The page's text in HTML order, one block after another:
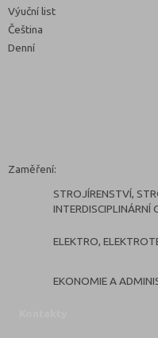
Výuční list
Čeština
Denní
Zaměření:
STROJÍRENSTVÍ,
INTERDISCIPLINÁRNÍ
ELEKTRO,
EKONOMIE A